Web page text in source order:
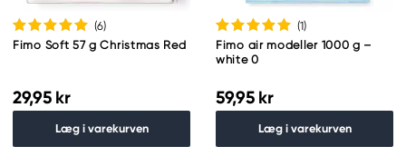
(6)
Fimo Soft 57 g Christmas Red
29,95 kr
Læg i varekurven
(1)
Fimo air modeller 1000 g –
white 0
59,95 kr
Læg i varekurven